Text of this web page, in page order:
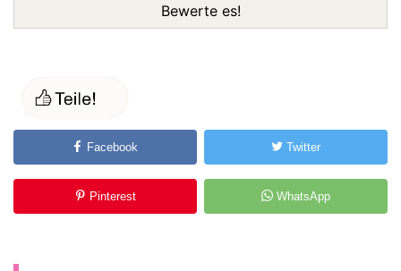
Bewerte es!
Facebook Twitter
Pinterest WhatsApp